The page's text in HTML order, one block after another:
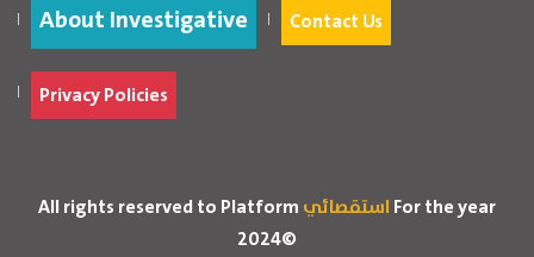
About Investigative Contact Us
Privacy Policies
All rights reserved to PlatformاستقصائيFor the year
2024©